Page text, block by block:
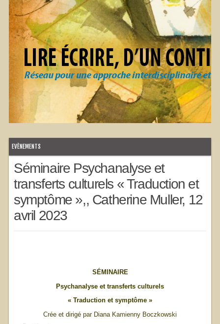
EVÈNEMENTS
Séminaire Psychanalyse et
transferts culturels « Traduction et
symptôme »,, Catherine Muller, 12
avril 2023
SÉMINAIRE
Psychanalyse et transferts culturels
« Traduction et symptôme »
Crée et dirigé par Diana Kamienny Boczkowski